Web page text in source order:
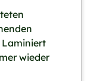
Laminiert
wieder